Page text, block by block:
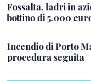
Fossalta, ladri in
bottino di 5.000
Incendio di Porto
procedura seguita